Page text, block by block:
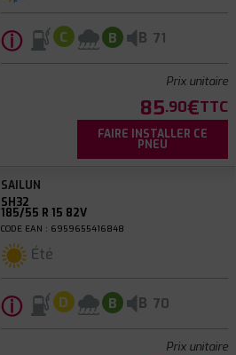
ⓘ C B B 71
Prix unitaire
85.90€TTC
FAIRE INSTALLER CE
PNEU
SAILUN
SH32
185/55 R 15 82V
CODE EAN : 6959655416848
Été
ⓘ D B B 70
Prix unitaire